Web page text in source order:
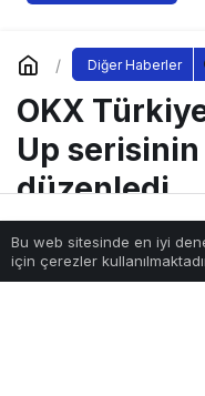
Diğer Haberler
OKX
Up
düzenledi
Sağlıklı.Org
6 Eylül 2022,
Bu web sitesinde en iyi
için çerezler
Anasayfa